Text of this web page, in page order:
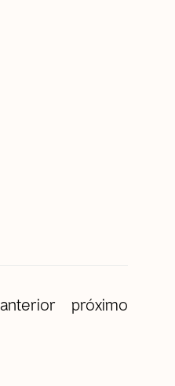
anterior próximo